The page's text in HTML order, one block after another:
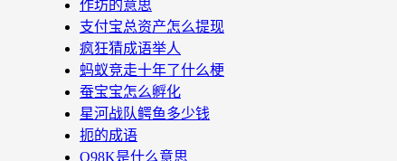
作坊的意思
支付宝总资产怎么提现
疯狂猜成语举人
蚂蚁竞走十年了什么梗
蚕宝宝怎么孵化
星河战队鳄鱼多少钱
扼的成语
O98K是什么意思